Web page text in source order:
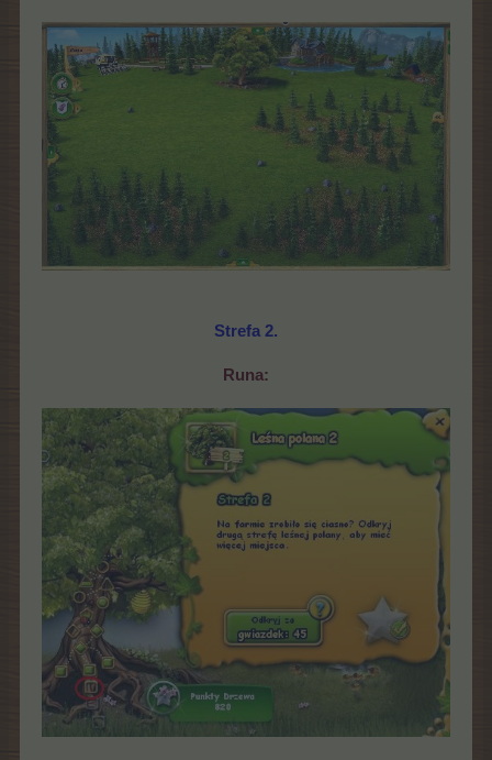
Strefa 2.
Runa: